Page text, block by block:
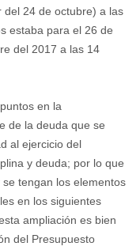
del 24 de octubre) a las
estaba para el 26 de
del 2017 a las 14
en la
de la deuda que se
al ejercicio del
y deuda; por lo que
tengan los elementos
en los siguientes
ampliación es bien
del Presupuesto